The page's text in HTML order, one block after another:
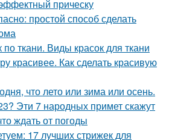
прическу
простой способ сделать
ткани. Виды красок для ткани
красивее. Как сделать красивую
что лето или зима или осень.
Эти 7 народных примет скажут
ждать от погоды
17 лучших стрижек для